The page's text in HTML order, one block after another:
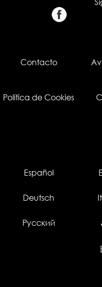
Contacto
Política de Cookies
Español
Deutsch
Русский